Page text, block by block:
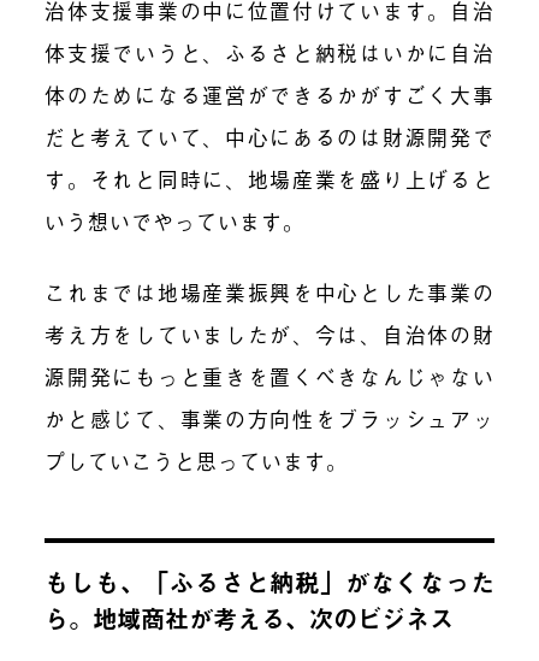
治体支援事業の中に位置付けています。自治
体支援でいうと、ふるさと納税はいかに自治
体のためになる運営ができるかがすごく大事
だと考えていて、中心にあるのは財源開発で
す。それと同時に、地場産業を盛り上げると
いう想いでやっています。
これまでは地場産業振興を中心とした事業の
考え方をしていましたが、今は、自治体の財
源開発にもっと重きを置くべきなんじゃない
かと感じて、事業の方向性をブラッシュアッ
プしていこうと思っています。
もしも、「ふるさと納税」がなくなった
ら。地域商社が考える、次のビジネス